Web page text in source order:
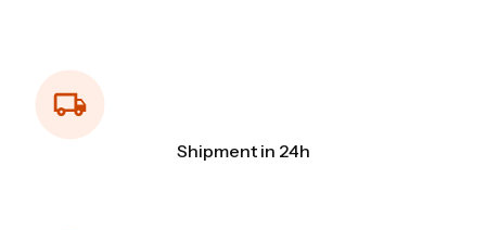
Shipment in 24h